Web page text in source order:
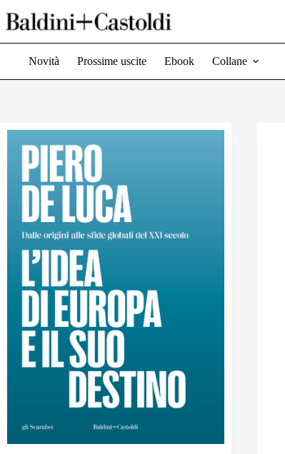
al
contenuto
Novità Prossime uscite Ebook Collane